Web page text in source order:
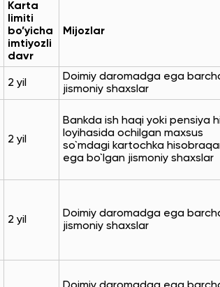
Karta
limiti
bo’yicha
imtiyozli
davr
Mijozlar
2 yil
Doimiy daromadga ega
jismoniy shaxslar
2 yil
Bankda ish haqi yoki pensiya
loyihasida ochilgan maxsus
so`mdagi kartochka
ega bo`lgan jismoniy shaxslar
2 yil
Doimiy daromadga ega
jismoniy shaxslar